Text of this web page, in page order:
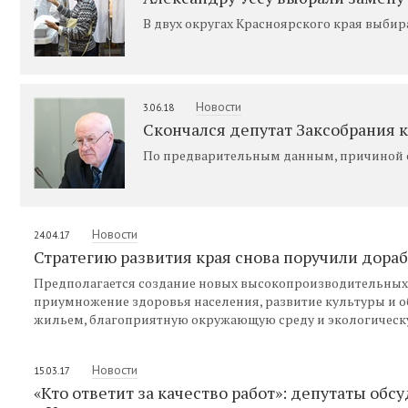
В двух округах Красноярского края
3.06.18 Новости
Скончался депутат Заксобрания
По предварительным данным, причиной
24.04.17 Новости
Стратегию развития края снова поручили
Предполагается создание новых
приумножение здоровья населения, развитие культуры и
жильем, благоприятную окружающую среду и
15.03.17 Новости
«Кто ответит за качество работ»: депутаты